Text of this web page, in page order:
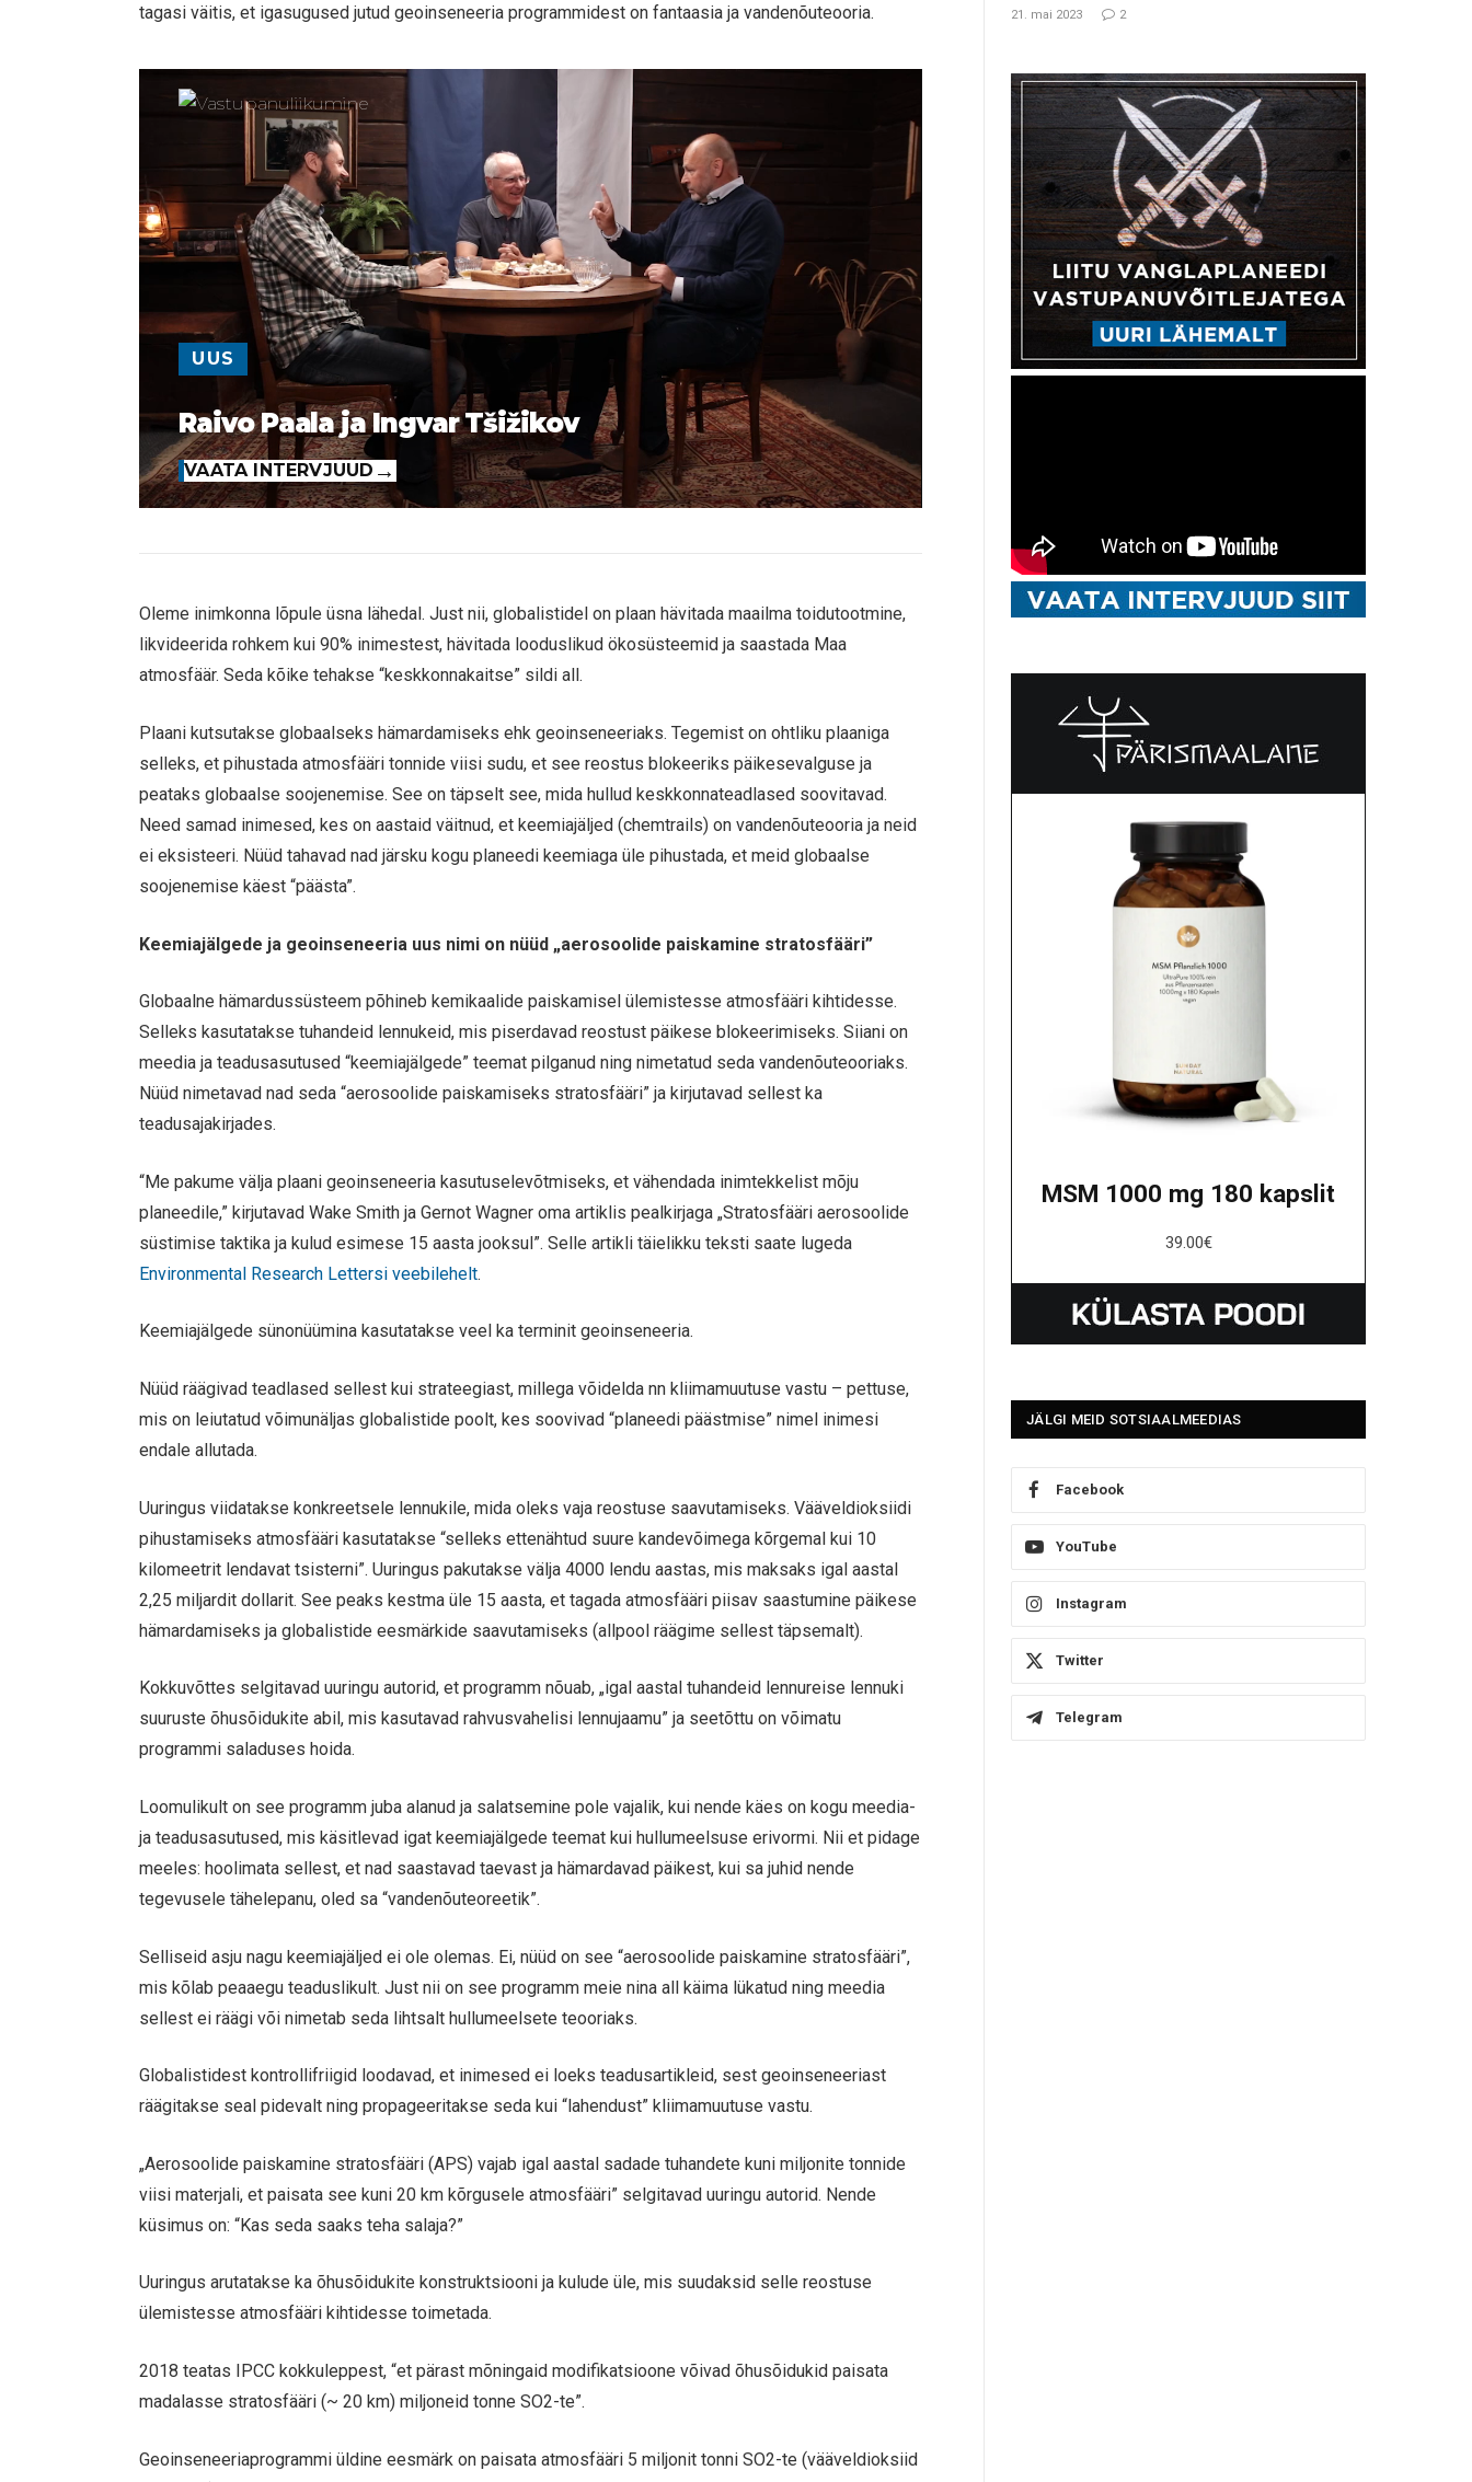
tagasi väitis, et igasugused jutud geoinseneeria programmidest on fantaasia ja vandenõuteooria.
UUS
Raivo Paala ja Ingvar Tšižikov
VAATA INTERVJUUD
Oleme inimkonna lõpule üsna lähedal. Just nii, globalistidel on plaan hävitada maailma toidutootmine,
likvideerida rohkem kui 90% inimestest, hävitada looduslikud ökosüsteemid ja saastada Maa
atmosfäär. Seda kõike tehakse “keskkonnakaitse” sildi all.
Plaani kutsutakse globaalseks hämardamiseks ehk geoinseneeriaks. Tegemist on ohtliku plaaniga
selleks, et pihustada atmosfääri tonnide viisi sudu, et see reostus blokeeriks päikesevalguse ja
peataks globaalse soojenemise. See on täpselt see, mida hullud keskkonnateadlased soovitavad.
Need samad inimesed, kes on aastaid väitnud, et keemiajäljed (chemtrails) on vandenõuteooria ja neid
ei eksisteeri. Nüüd tahavad nad järsku kogu planeedi keemiaga üle pihustada, et meid globaalse
soojenemise käest “päästa”.
Keemiajälgede ja geoinseneeria uus nimi on nüüd „aerosoolide paiskamine stratosfääri”
Globaalne hämardussüsteem põhineb kemikaalide paiskamisel ülemistesse atmosfääri kihtidesse.
Selleks kasutatakse tuhandeid lennukeid, mis piserdavad reostust päikese blokeerimiseks. Siiani on
meedia ja teadusasutused “keemiajälgede” teemat pilganud ning nimetatud seda vandenõuteooriaks.
Nüüd nimetavad nad seda “aerosoolide paiskamiseks stratosfääri” ja kirjutavad sellest ka
teadusajakirjades.
“Me pakume välja plaani geoinseneeria kasutuselevõtmiseks, et vähendada inimtekkelist mõju
planeedile,” kirjutavad Wake Smith ja Gernot Wagner oma artiklis pealkirjaga „Stratosfääri aerosoolide
süstimise taktika ja kulud esimese 15 aasta jooksul”. Selle artikli täielikku teksti saate lugeda
Environmental Research Lettersi veebilehelt.
Keemiajälgede sünonüümina kasutatakse veel ka terminit geoinseneeria.
Nüüd räägivad teadlased sellest kui strateegiast, millega võidelda nn kliimamuutuse vastu – pettuse,
mis on leiutatud võimunäljas globalistide poolt, kes soovivad “planeedi päästmise” nimel inimesi
endale allutada.
Uuringus viidatakse konkreetsele lennukile, mida oleks vaja reostuse saavutamiseks. Vääveldioksiidi
pihustamiseks atmosfääri kasutatakse “selleks ettenähtud suure kandevõimega kõrgemal kui 10
kilomeetrit lendavat tsisterni”. Uuringus pakutakse välja 4000 lendu aastas, mis maksaks igal aastal
2,25 miljardit dollarit. See peaks kestma üle 15 aasta, et tagada atmosfääri piisav saastumine päikese
hämardamiseks ja globalistide eesmärkide saavutamiseks (allpool räägime sellest täpsemalt).
Kokkuvõttes selgitavad uuringu autorid, et programm nõuab, „igal aastal tuhandeid lennureise lennuki
suuruste õhusõidukite abil, mis kasutavad rahvusvahelisi lennujaamu” ja seetõttu on võimatu
programmi saladuses hoida.
Loomulikult on see programm juba alanud ja salatsemine pole vajalik, kui nende käes on kogu meedia-
ja teadusasutused, mis käsitlevad igat keemiajälgede teemat kui hullumeelsuse erivormi. Nii et pidage
meeles: hoolimata sellest, et nad saastavad taevast ja hämardavad päikest, kui sa juhid nende
tegevusele tähelepanu, oled sa “vandenõuteoreetik”.
Selliseid asju nagu keemiajäljed ei ole olemas. Ei, nüüd on see “aerosoolide paiskamine stratosfääri”,
mis kõlab peaaegu teaduslikult. Just nii on see programm meie nina all käima lükatud ning meedia
sellest ei räägi või nimetab seda lihtsalt hullumeelsete teooriaks.
Globalistidest kontrollifriigid loodavad, et inimesed ei loeks teadusartikleid, sest geoinseneeriast
räägitakse seal pidevalt ning propageeritakse seda kui “lahendust” kliimamuutuse vastu.
„Aerosoolide paiskamine stratosfääri (APS) vajab igal aastal sadade tuhandete kuni miljonite tonnide
viisi materjali, et paisata see kuni 20 km kõrgusele atmosfääri” selgitavad uuringu autorid. Nende
küsimus on: “Kas seda saaks teha salaja?”
Uuringus arutatakse ka õhusõidukite konstruktsiooni ja kulude üle, mis suudaksid selle reostuse
ülemistesse atmosfääri kihtidesse toimetada.
2018 teatas IPCC kokkuleppest, “et pärast mõningaid modifikatsioone võivad õhusõidukid paisata
madalasse stratosfääri (~ 20 km) miljoneid tonne SO2-te”.
Geoinseneeriaprogrammi üldine eesmärk on paisata atmosfääri 5 miljonit tonni SO2-te (vääveldioksiid
21. mai 2023 2
MSM 1000 mg 180 kapslit
39.00€
JÄLGI MEID SOTSIAALMEEDIAS
Facebook
YouTube
Instagram
Twitter
Telegram